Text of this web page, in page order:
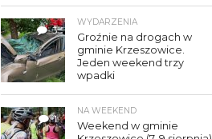
3
WYDARZENIA
Groźnie na drogach w
gminie Krzeszowice.
Jeden weekend trzy
wpadki
1
NA WEEKEND
Weekend w gminie